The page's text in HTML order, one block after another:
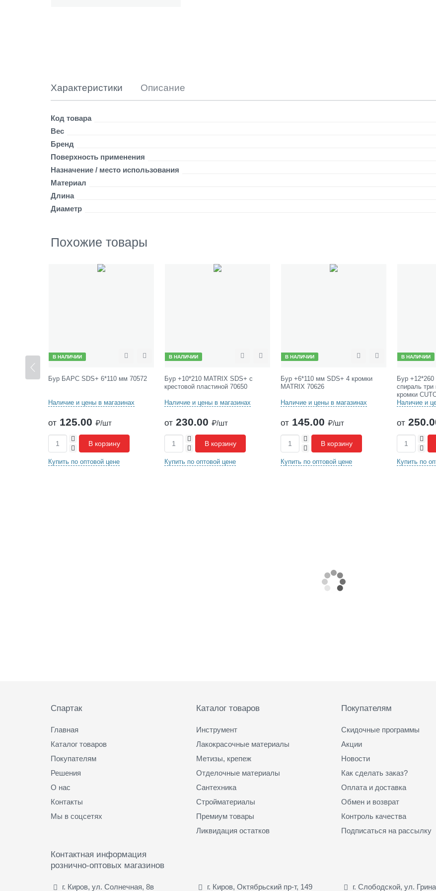
Характеристики Описание
Детали
Код товара
Вес
Бренд
Поверхность применения
Назначение / место использования
Материал
Длина
Диаметр
Похожие товары
ОтложитьВ НАЛИЧИИ СравнитьОтложить
Бур БАРС SDS+ 6*110 мм 70572
Наличие и цены в магазинах
от 125.00 ₽/шт
-
+
В корзину
Купить по оптовой цене
В НАЛИЧИИ СравнитьОтложить
Бур +10*210 MATRIX SDS+ c
крестовой пластиной 70650
Наличие и цены в магазинах
от 230.00 ₽/шт
-
+
В корзину
Купить по оптовой цене
В НАЛИЧИИ СравнитьОтложить
Бур +6*110 мм SDS+ 4 кромки
MATRIX 70626
Наличие и цены в магазинах
от 145.00 ₽/шт
-
+
В корзину
Купить по оптовой цене
В НАЛИЧИИ
Бур
спираль
кромки
Наличие и
от
-
+
Купить по
Спартак
Главная
Каталог товаров
Покупателям
Решения
О нас
Контакты
Мы в соцсетях
Каталог товаров
Инструмент
Лакокрасочные материалы
Метизы, крепеж
Отделочные материалы
Сантехника
Стройматериалы
Премиум товары
Ликвидация остатков
Покупателям
Скидочные программы
Акции
Новости
Как сделать заказ?
Оплата и доставка
Обмен и возврат
Контроль качества
Подписаться на рассылку
Контактная информация
рознично-оптовых магазинов
г. Киров, ул. Солнечная, 8в г. Киров, Октябрьский пр-т, 149 г. Слободской, ул.